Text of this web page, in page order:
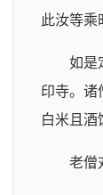
此汝等乘
如是
印寺。诸
白米且酒
老僧